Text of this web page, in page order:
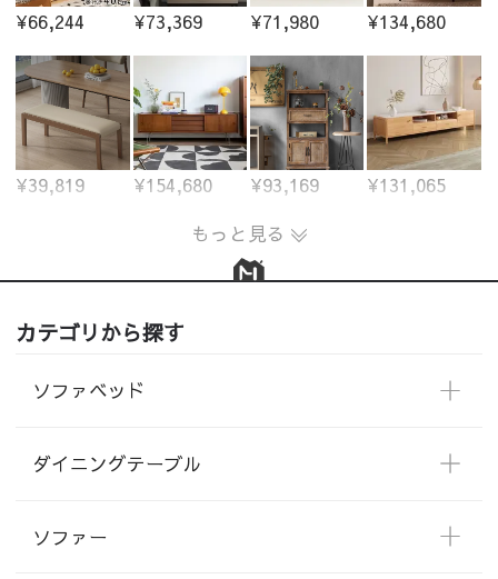
¥66,244 ¥73,369 ¥71,980 ¥134,680
¥39,819 ¥154,680 ¥93,169
¥131,065
もっと見る
カテゴリから探す
ソファベッド
ダイニングテーブル
ソファー